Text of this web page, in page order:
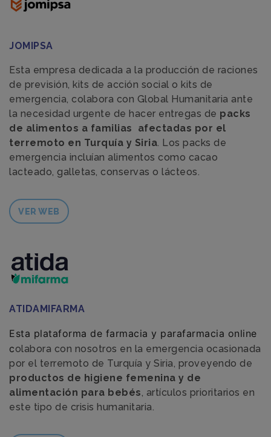
JOMIPSA
Esta empresa dedicada a la producción de raciones
de previsión, kits de acción social o kits de
emergencia, colabora con Global Humanitaria ante
la necesidad urgente de hacer entregas de packs
de alimentos a familias afectadas por el
terremoto en Turquía y Siria. Los packs de
emergencia incluían alimentos como cacao
lacteado, galletas, conservas o lácteos.
VER WEB
ATIDAMIFARMA
Esta plataforma de farmacia y parafarmacia online
colabora con nosotros en la emergencia ocasionada
por el terremoto de Turquía y Siria, proveyendo de
productos de higiene femenina y de
alimentación para bebés, artículos prioritarios en
este tipo de crisis humanitaria.